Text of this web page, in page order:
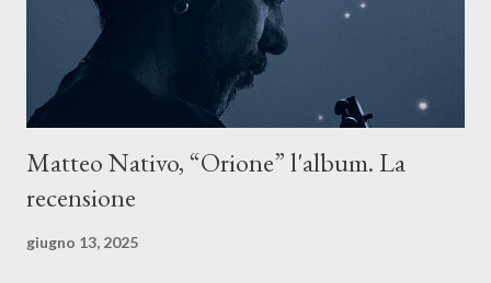
artistico con una composizi...
Matteo Nativo, “Orione” l'album. La
recensione
giugno 13, 2025